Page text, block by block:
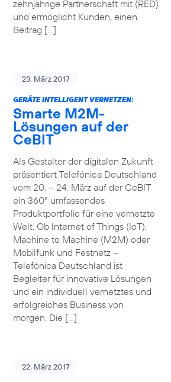
zehnjährige Partnerschaft mit (RED)
und ermöglicht Kunden, einen
Beitrag […]
23. März 2017
GERÄTE INTELLIGENT VERNETZEN:
Smarte M2M-
Lösungen auf der
CeBIT
Als Gestalter der digitalen Zukunft
präsentiert Telefónica Deutschland
vom 20. – 24. März auf der CeBIT
ein 360° umfassendes
Produktportfolio für eine vernetzte
Welt. Ob Internet of Things (IoT),
Machine to Machine (M2M) oder
Mobilfunk und Festnetz –
Telefónica Deutschland ist
Begleiter für innovative Lösungen
und ein individuell vernetztes und
erfolgreiches Business von
morgen. Die […]
22. März 2017